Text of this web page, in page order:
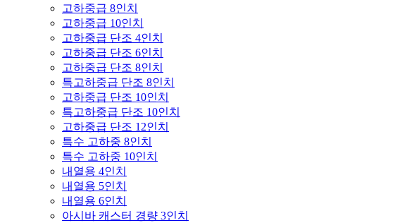
고하중급 8인치
고하중급 10인치
고하중급 단조 4인치
고하중급 단조 6인치
고하중급 단조 8인치
특고하중급 단조 8인치
고하중급 단조 10인치
특고하중급 단조 10인치
고하중급 단조 12인치
특수 고하중 8인치
특수 고하중 10인치
내열용 4인치
내열용 5인치
내열용 6인치
아시바 캐스터 경량 3인치